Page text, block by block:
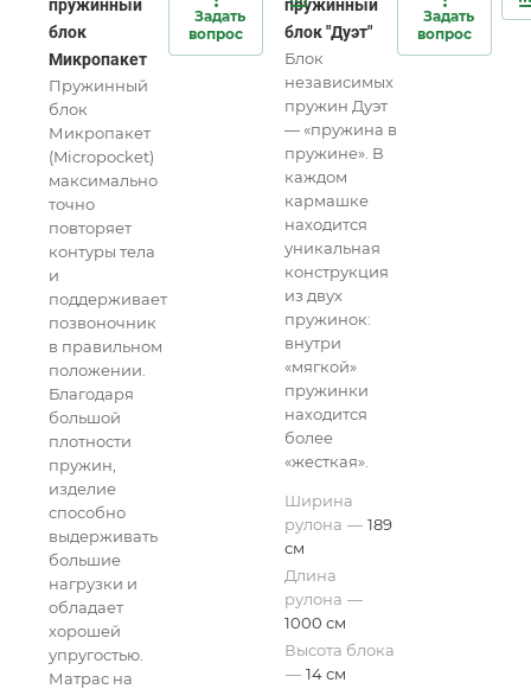
мебели
пружинный
блок
Микропакет
Пружинный
блок
Микропакет
(Micropocket)
максимально
точно
повторяет
контуры тела
и
поддерживает
позвоночник
в правильном
положении.
Благодаря
большой
плотности
пружин,
изделие
способно
выдерживать
большие
нагрузки и
обладает
хорошей
упругостью.
Матрас на
Задать
вопрос
мебели
пружинный
блок "Дуэт"
Блок
независимых
пружин Дуэт
— «пружина в
пружине». В
каждом
кармашке
находится
уникальная
конструкция
из двух
пружинок:
внутри
«мягкой»
пружинки
находится
более
«жесткая».
Ширина
рулона — 189
см
Длина
рулона —
1000 см
Высота блока
— 14 см
Задать
вопрос